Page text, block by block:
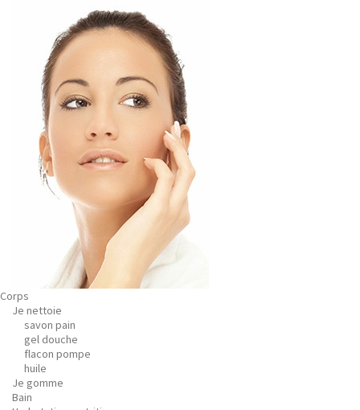
Corps
Je nettoie
savon pain
gel douche
flacon pompe
huile
Je gomme
Bain